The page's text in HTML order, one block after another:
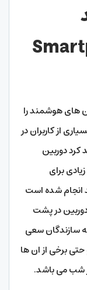
های هوشمند را
از کاربران در
دوربین
برای
انجام شده است
در پشت
سازندگان سعی
برخی از ان ها
شب می باشد.